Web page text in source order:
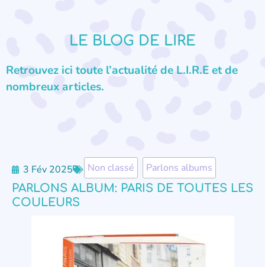
LE BLOG DE LIRE
Retrouvez ici toute l’actualité de L.I.R.E et de
nombreux articles.
3 Fév 2025 Non classé Parlons albums
PARLONS ALBUM: PARIS DE TOUTES LES
COULEURS